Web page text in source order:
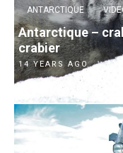
ANTARCTIQUE
Antarctique –
crabier
14 YEARS AGO